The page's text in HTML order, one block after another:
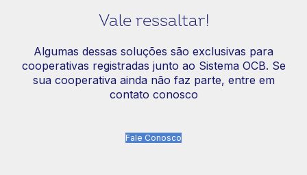
Vale ressaltar!
Algumas dessas soluções são exclusivas para
cooperativas registradas junto ao Sistema OCB. Se
sua cooperativa ainda não faz parte, entre em
contato conosco
Fale Conosco